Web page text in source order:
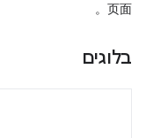
页面。
בלוגים